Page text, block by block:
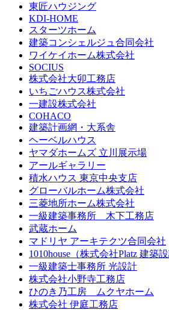
東匠ハウジング
KDI-HOME
スターツホーム
建築コンシェルジュ合同会社
ワイケイホーム株式会社
SOCIUS
株式会社大卯工務店
いちごハウス株式会社
一建設株式会社
COHACO
建築計画網・大系舎
ヘーベルハウス
ヤマダホームズ 立川展示場
アールギャラリー
積水ハウス 東京中央支店
グローバルホーム株式会社
三菱地所ホーム株式会社
一級建築事務所 木下工務店
武蔵ホーム
マドリヤ アーキテクツ合同会社
1010house（株式会社Platz 建築
一級建築士事務所 光設計
株式会社小野寺工務店
ひのき乃工房 ムクヤホーム
株式会社 伊庭工務店